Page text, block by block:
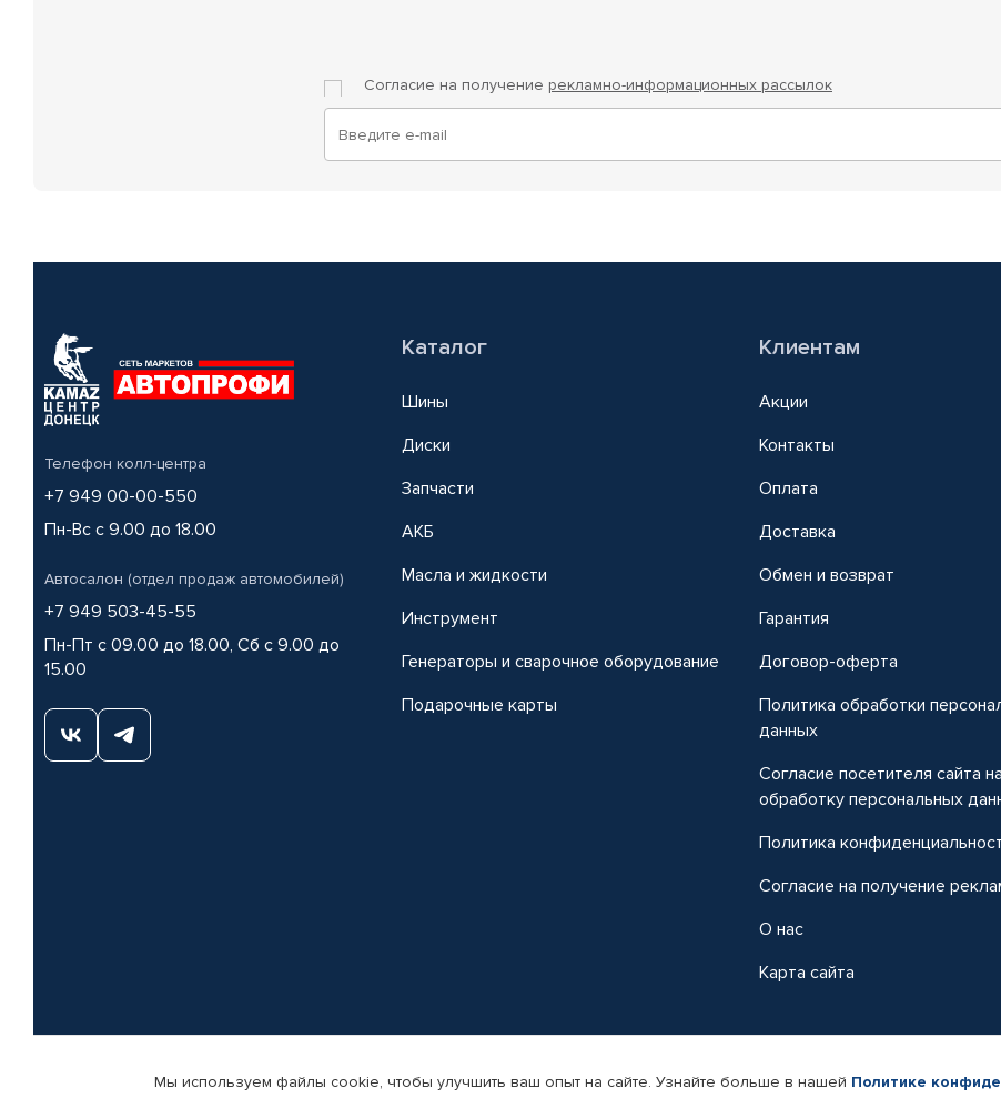
Согласие на получение рекламно-информационных рассылок
Телефон колл-центра
+7 949 00-00-550
Пн-Вс с 9.00 до 18.00
Автосалон (отдел продаж автомобилей)
+7 949 503-45-55
Пн-Пт с 09.00 до 18.00, Сб с 9.00 до
15.00
Каталог
Шины
Диски
Запчасти
АКБ
Масла и жидкости
Инструмент
Генераторы и сварочное оборудование
Подарочные карты
Клиентам
Акции
Контакты
Оплата
Доставка
Обмен и возврат
Гарантия
Договор-оферта
Политика обработки
данных
Согласие посетителя сайта на
обработку персональных
Политика
Согласие на получение
О нас
Карта сайта
© КАМАЗ ЦЕНТР ДОНЕЦК, 2015-2026. Все права защищены. Интернет-магазин автомобильных товаров Автопрофи.
Мы используем файлы cookie, чтобы улучшить ваш опыт на сайте. Узнайте больше в нашей Политике